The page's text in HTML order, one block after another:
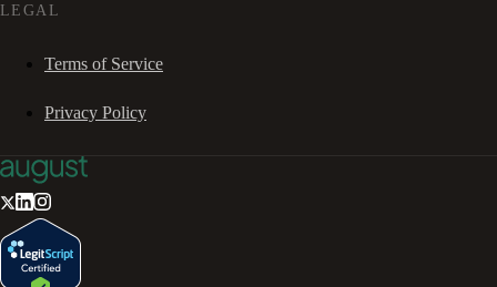
LEGAL
Terms of Service
Privacy Policy